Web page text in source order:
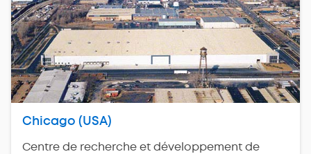
Centre de recherche et développement de
Chicago (USA)